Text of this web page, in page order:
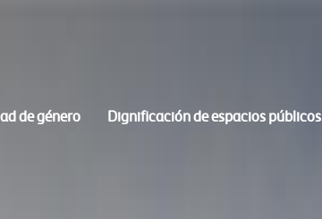
de género Dignificación de espacios públicos